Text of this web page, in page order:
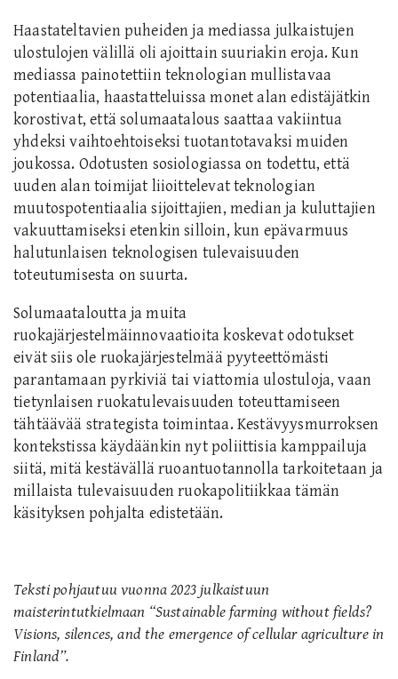
Haastateltavien puheiden ja mediassa julkaistujen
ulostulojen välillä oli ajoittain suuriakin eroja. Kun
mediassa painotettiin teknologian mullistavaa
potentiaalia, haastatteluissa monet alan edistäjätkin
korostivat, että solumaatalous saattaa vakiintua
yhdeksi vaihtoehtoiseksi tuotantotavaksi muiden
joukossa. Odotusten sosiologiassa on todettu, että
uuden alan toimijat liioittelevat teknologian
muutospotentiaalia sijoittajien, median ja kuluttajien
vakuuttamiseksi etenkin silloin, kun epävarmuus
halutunlaisen teknologisen tulevaisuuden
toteutumisesta on suurta.
Solumaataloutta ja muita
ruokajärjestelmäinnovaatioita koskevat odotukset
eivät siis ole ruokajärjestelmää pyyteettömästi
parantamaan pyrkiviä tai viattomia ulostuloja, vaan
tietynlaisen ruokatulevaisuuden toteuttamiseen
tähtäävää strategista toimintaa. Kestävyysmurroksen
kontekstissa käydäänkin nyt poliittisia kamppailuja
siitä, mitä kestävällä ruoantuotannolla tarkoitetaan ja
millaista tulevaisuuden ruokapolitiikkaa tämän
käsityksen pohjalta edistetään.
Teksti pohjautuu vuonna 2023 julkaistuun
maisterintutkielmaan “Sustainable farming without fields?
Visions, silences, and the emergence of cellular agriculture in
Finland”.